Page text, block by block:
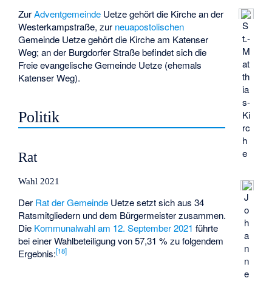
S
t.-
M
at
th
ia
s-
Ki
rc
h
e
J
o
h
a
n
n
e
ZurAdventgemeinde Uetze gehört die Kirche an der
Westerkampstraße, zur neuapostolischen
Gemeinde Uetze gehört die Kirche am Katenser
Weg; an der Burgdorfer Straße befindet sich die
Freie evangelische Gemeinde Uetze (ehemals
Katenser Weg).
Politik
Rat
Wahl 2021
Der Rat der Gemeinde Uetze setzt sich aus 34
Ratsmitgliedern und dem Bürgermeister zusammen.
Die Kommunalwahl am 12. September 2021 führte
bei einer Wahlbeteiligung von 57,31 % zu folgendem
Ergebnis:[18]